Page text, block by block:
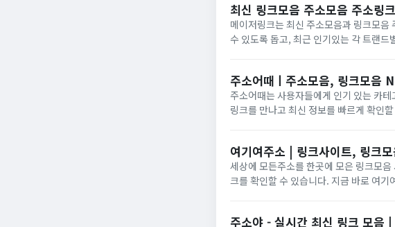
최신 링크모음 주소모음 주소링
메이저링크는 최신 주소모음과 링크모
수 있도록 돕고, 최근 인기있는 각 트랜
주소어때ㅣ주소모음, 링크모음
주소어때는 사용자들에게 인기 있는 카
링크를 만나고 최신 정보를 빠르게 확인
여기여주소 | 링크사이트, 링크
세상에 모든주소를 한곳에 모은 링크모
크를 확인할 수 있습니다. 지금 바로 여기
주소야 - 실시간 최신 링크 모음